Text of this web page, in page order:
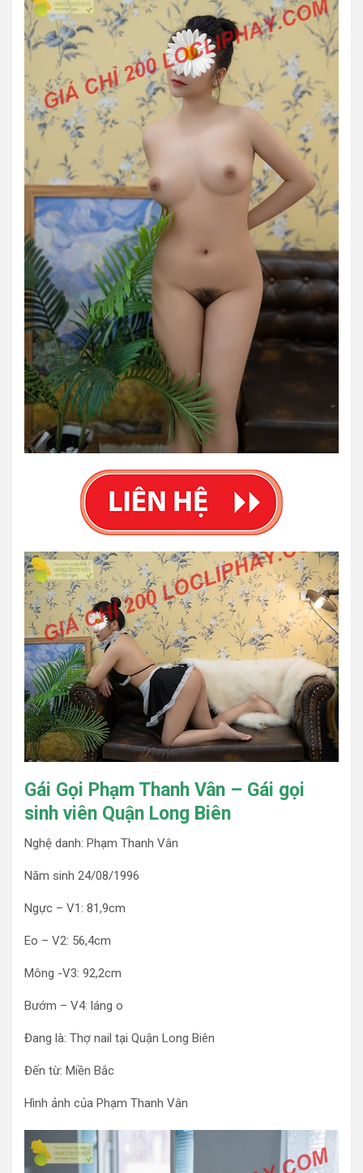
Gái Gọi Phạm Thanh Vân – Gái gọi
sinh viên Quận Long Biên
Nghệ danh: Phạm Thanh Vân
Năm sinh 24/08/1996
Ngực – V1: 81,9cm
Eo – V2: 56,4cm
Mông -V3: 92,2cm
Bướm – V4: láng o
Đang là: Thợ nail tại Quận Long Biên
Đến từ: Miền Bắc
Hình ảnh của Phạm Thanh Vân